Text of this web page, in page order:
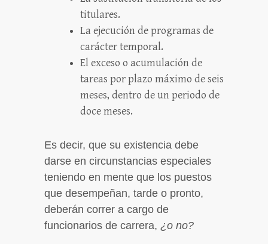
titulares.
La ejecución de programas de
carácter temporal.
El exceso o acumulación de
tareas por plazo máximo de seis
meses, dentro de un periodo de
doce meses.
Es decir, que su existencia debe
darse en circunstancias especiales
teniendo en mente que los puestos
que desempeñan, tarde o pronto,
deberán correr a cargo de
funcionarios de carrera, ¿o no?